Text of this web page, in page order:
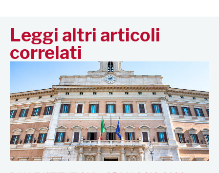
Leggi altri articoli
correlati